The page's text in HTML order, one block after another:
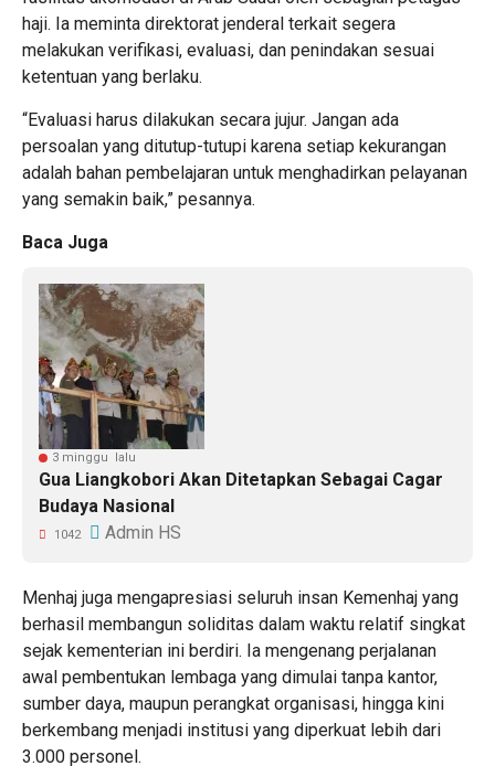
haji. Ia meminta direktorat jenderal terkait segera
melakukan verifikasi, evaluasi, dan penindakan sesuai
ketentuan yang berlaku.
“Evaluasi harus dilakukan secara jujur. Jangan ada
persoalan yang ditutup-tutupi karena setiap kekurangan
adalah bahan pembelajaran untuk menghadirkan pelayanan
yang semakin baik,” pesannya.
Baca Juga
3 minggu lalu
Gua Liangkobori Akan Ditetapkan Sebagai Cagar
Budaya Nasional
1042 Admin HS
Menhaj juga mengapresiasi seluruh insan Kemenhaj yang
berhasil membangun soliditas dalam waktu relatif singkat
sejak kementerian ini berdiri. Ia mengenang perjalanan
awal pembentukan lembaga yang dimulai tanpa kantor,
sumber daya, maupun perangkat organisasi, hingga kini
berkembang menjadi institusi yang diperkuat lebih dari
3.000 personel.